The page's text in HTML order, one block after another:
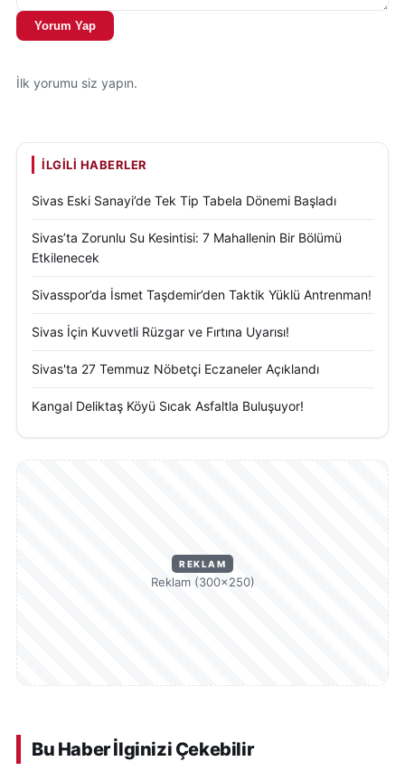
Yorum Yap
İlk yorumu siz yapın.
İLGILI HABERLER
Sivas Eski Sanayi’de Tek Tip Tabela Dönemi Başladı
Sivas’ta Zorunlu Su Kesintisi: 7 Mahallenin Bir Bölümü
Etkilenecek
Sivasspor’da İsmet Taşdemir’den Taktik Yüklü Antrenman!
Sivas İçin Kuvvetli Rüzgar ve Fırtına Uyarısı!
Sivas'ta 27 Temmuz Nöbetçi Eczaneler Açıklandı
Kangal Deliktaş Köyü Sıcak Asfaltla Buluşuyor!
REKLAM
Reklam (300×250)
Bu Haber İlginizi Çekebilir